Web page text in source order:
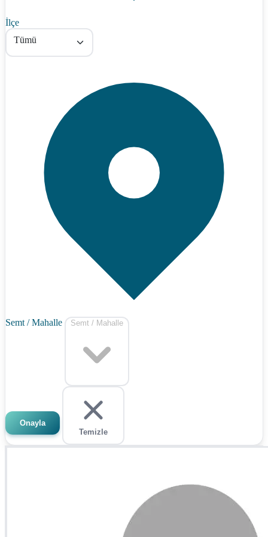
İlçe
Tümü
Semt / Mahalle Semt / Mahalle
Onayla
Temizle